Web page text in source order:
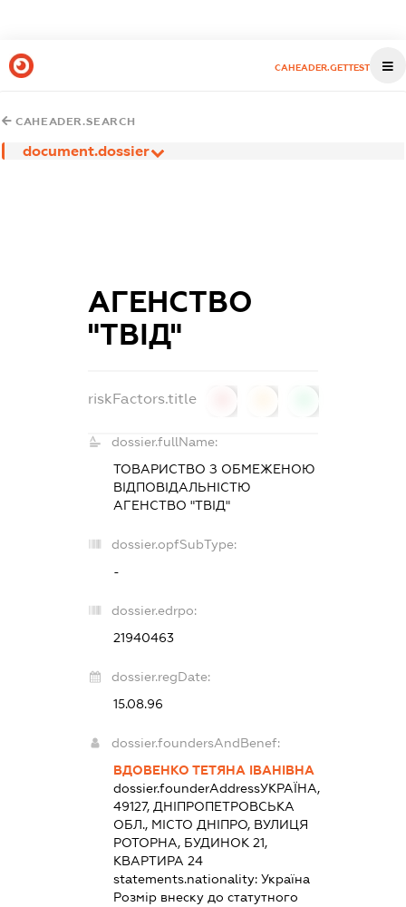
CAHEADER.GETTEST
CAHEADER.SEARCH
document.dossier
АГЕНСТВО
"ТВІД"
riskFactors.title
dossier.fullName:
ТОВАРИСТВО З ОБМЕЖЕНОЮ
ВІДПОВІДАЛЬНІСТЮ
АГЕНСТВО "ТВІД"
dossier.opfSubType:
-
dossier.edrpo:
21940463
dossier.regDate:
15.08.96
dossier.foundersAndBenef:
ВДОВЕНКО ТЕТЯНА ІВАНІВНА
dossier.founderAddressУКРАЇНА,
49127, ДНІПРОПЕТРОВСЬКА
ОБЛ., МІСТО ДНІПРО, ВУЛИЦЯ
РОТОРНА, БУДИНОК 21,
КВАРТИРА 24
statements.nationality:Україна
Розмір внеску до статутного